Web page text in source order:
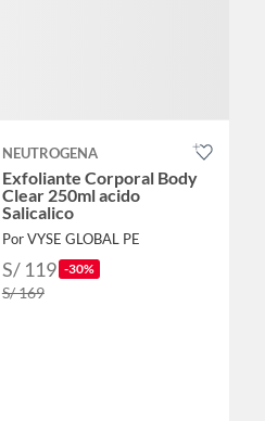
NEUTROGENA
Exfoliante Corporal Body
Clear 250ml acido
Salicalico
Por VYSE GLOBAL PE
S/ 119 -30%
S/ 169